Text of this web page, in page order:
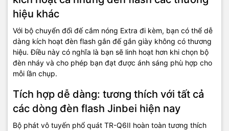
hiệu khác
Với bộ chuyển đổi đế cắm nóng Extra đi kèm, bạn có thể dễ
dàng kích hoạt đèn flash gắn đế gắn giày không có thương
hiệu. Điều này có nghĩa là bạn sẽ linh hoạt hơn khi chọn bộ
đèn nháy và cho phép bạn đạt được ánh sáng phù hợp cho
mỗi lần chụp.
Tích hợp dễ dàng: tương thích với tất cả
các dòng đèn flash Jinbei hiện nay
Bộ phát vô tuyến phổ quát TR-Q6II hoàn toàn tương thích